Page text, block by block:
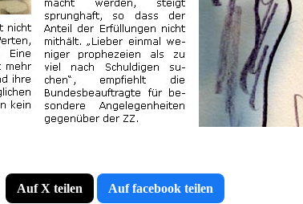
Auf X teilen Auf facebook teilen